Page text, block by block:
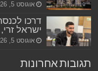
אוגוסט 5, 2026
דרכו
ישראל
אוגוסט 5, 2026
תגובות אחרונות